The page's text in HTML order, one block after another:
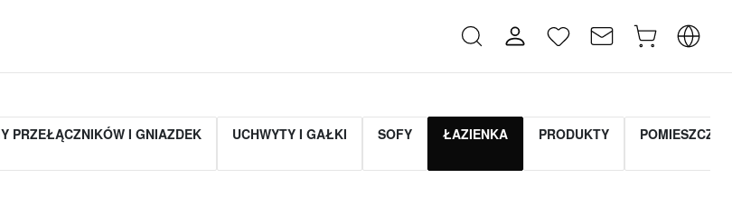
PRZEŁĄCZNIKÓW I GNIAZDEK UCHWYTY I GAŁKI SOFY ŁAZIENKA PRODUKTY